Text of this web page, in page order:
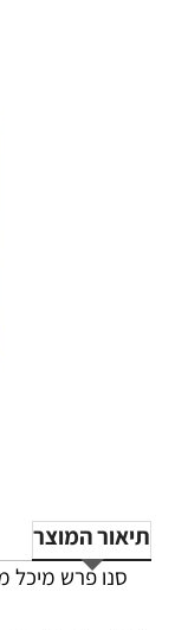
תיאור המוצר
סנו פרש מיכל